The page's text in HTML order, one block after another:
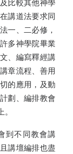
比較其他神學
講道法要求同
一、二必修，
多神學院畢業
、編寫釋經講
章流程、善用
的應用，及動
劃、編排教會
到不同教會講
講壇編排也盡